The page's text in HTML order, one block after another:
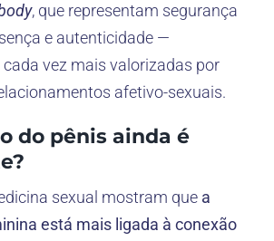
, que representam segurança
e autenticidade —
vez mais valorizadas por
afetivo-sexuais.
do pênis ainda é
sexual mostram que a
está mais ligada à conexão